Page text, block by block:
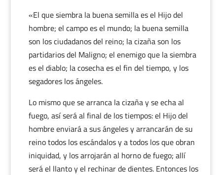
«El que siembra la buena semilla es el Hijo del
hombre; el campo es el mundo; la buena semilla
son los ciudadanos del reino; la cizaña son los
partidarios del Maligno; el enemigo que la siembra
es el diablo; la cosecha es el fin del tiempo, y los
segadores los ángeles.
Lo mismo que se arranca la cizaña y se echa al
fuego, así será al final de los tiempos: el Hijo del
hombre enviará a sus ángeles y arrancarán de su
reino todos los escándalos y a todos los que obran
iniquidad, y los arrojarán al horno de fuego; allí
será el llanto y el rechinar de dientes. Entonces los